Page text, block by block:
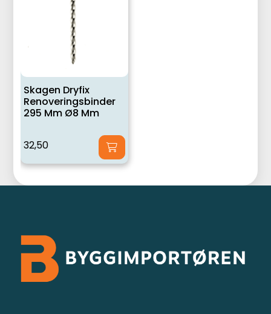
Skagen Dryfix
Renoveringsbinder
295 Mm Ø8 Mm
32,50